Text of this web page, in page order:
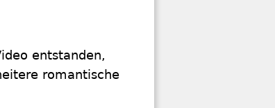
entstanden,
romantische